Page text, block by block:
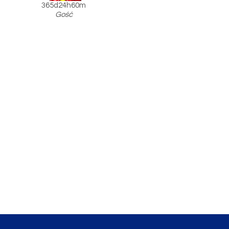
365d24h60m
Gość